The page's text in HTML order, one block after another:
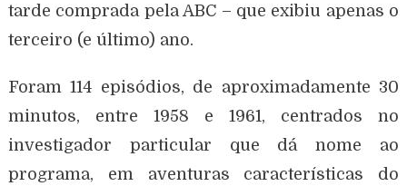
tarde comprada pela ABC – que exibiu apenas o
terceiro (e último) ano.
Foram 114 episódios, de aproximadamente 30
minutos, entre 1958 e 1961, centrados no
investigador particular que dá nome ao
programa, em aventuras características do